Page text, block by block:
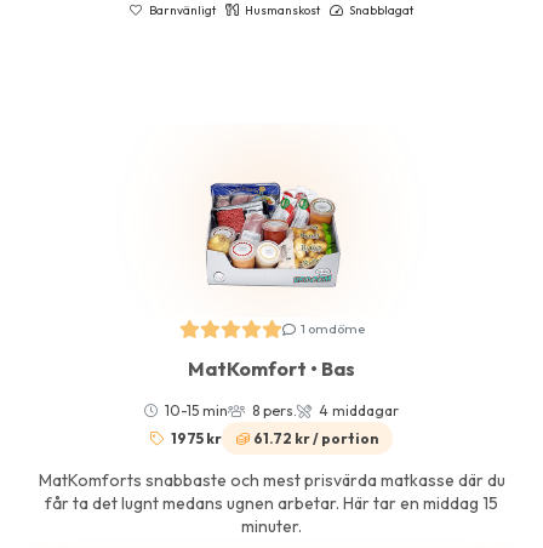
Barnvänligt Husmanskost Snabblagat
1 omdöme
MatKomfort • Bas
10-15 min 8 pers.
4 middagar
1975 kr
61.72 kr / portion
MatKomforts snabbaste och mest prisvärda matkasse där du
får ta det lugnt medans ugnen arbetar. Här tar en middag 15
minuter.